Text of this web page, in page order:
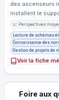
des ascenseurs
installent le
📈 Perspectives
Lecture de schémas
Connaissance des
Gestion de projets de
Voir la fiche
Foire aux